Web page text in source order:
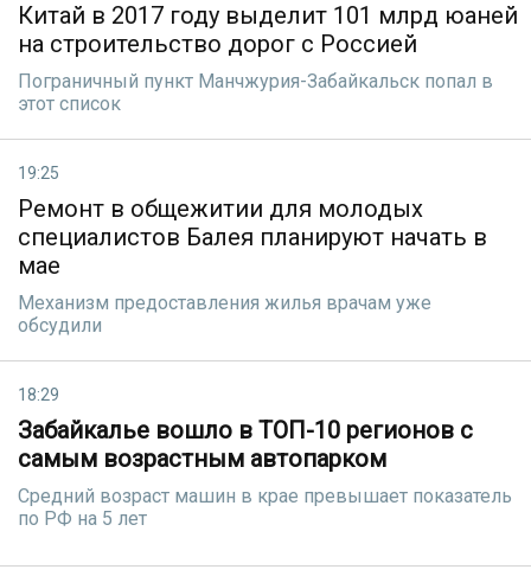
Китай в 2017 году выделит 101 млрд юаней
на строительство дорог с Россией
Пограничный пункт Манчжурия-Забайкальск попал в
этот список
19:25
Ремонт в общежитии для молодых
специалистов Балея планируют начать в
мае
Механизм предоставления жилья врачам уже
обсудили
18:29
Забайкалье вошло в ТОП-10 регионов с
самым возрастным автопарком
Средний возраст машин в крае превышает показатель
по РФ на 5 лет